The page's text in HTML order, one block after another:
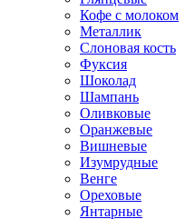
Кофе с молоком
Металлик
Слоновая кость
Фуксия
Шоколад
Шампань
Оливковые
Оранжевые
Вишневые
Изумрудные
Венге
Ореховые
Янтарные